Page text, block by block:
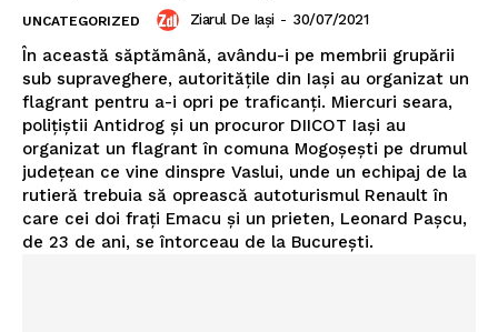
UNCATEGORIZED Ziarul De Iași - 30/07/2021
În această săptămână, avându-i pe membrii grupării
sub supraveghere, autorităţile din Iaşi au organizat un
flagrant pentru a-i opri pe traficanţi. Miercuri seara,
poliţiştii Antidrog şi un procuror DIICOT Iaşi au
organizat un flagrant în comuna Mogoşeşti pe drumul
judeţean ce vine dinspre Vaslui, unde un echipaj de la
rutieră trebuia să oprească autoturismul Renault în
care cei doi fraţi Emacu şi un prieten, Leonard Paşcu,
de 23 de ani, se întorceau de la Bucureşti.